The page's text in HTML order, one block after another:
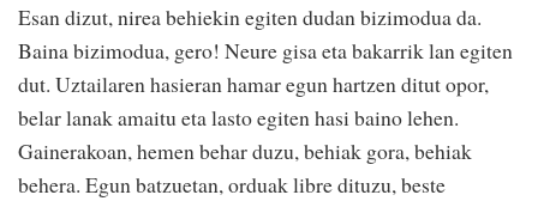
Esan dizut, nirea behiekin egiten dudan bizimodua da.
Baina bizimodua, gero! Neure gisa eta bakarrik lan egiten
dut. Uztailaren hasieran hamar egun hartzen ditut opor,
belar lanak amaitu eta lasto egiten hasi baino lehen.
Gainerakoan, hemen behar duzu, behiak gora, behiak
behera. Egun batzuetan, orduak libre dituzu, beste